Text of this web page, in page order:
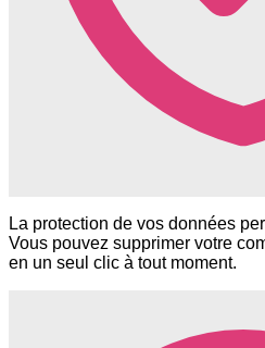
La protection de vos données
Vous pouvez supprimer votre
en un seul clic à tout moment.